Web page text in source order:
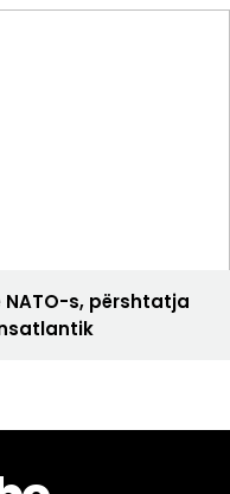
s, përshtatja